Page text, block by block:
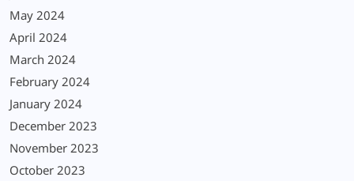
May 2024
April 2024
March 2024
February 2024
January 2024
December 2023
November 2023
October 2023